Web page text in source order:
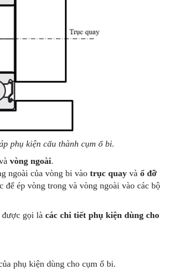
phụ kiện cấu thành cụm ổ bi.
vòng ngoài.
ngoài của vòng bi vào trục quay và ổ đỡ
ép vòng trong và vòng ngoài vào các bộ
gọi là các chi tiết phụ kiện dùng cho
phụ kiện dùng cho cụm ổ bi.